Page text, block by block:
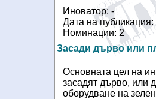
Иноватор: -
Дата на
Номинации: 2
Засади дърво или
Основната цел на
засадят дърво, или
оборудване на